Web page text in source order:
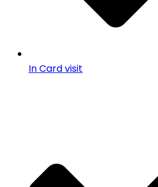
In Card visit